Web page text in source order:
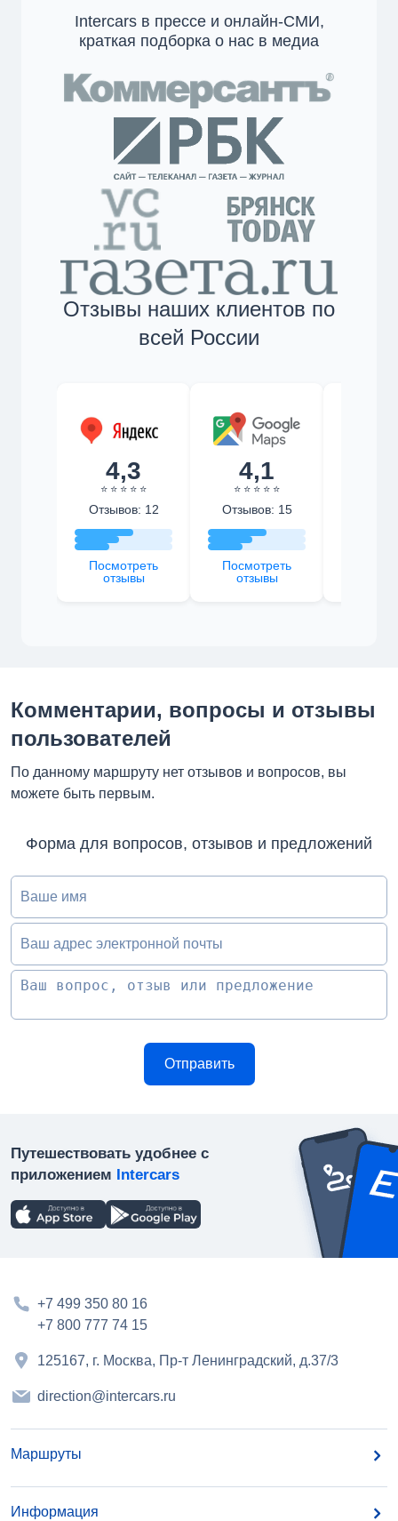
Intercars в прессе и онлайн-СМИ,
краткая подборка о нас в медиа
Отзывы наших клиентов по
всей России
4,3
⭐ ⭐ ⭐ ⭐ ⭐
Отзывов: 12
Посмотреть
отзывы
4,1
⭐ ⭐ ⭐ ⭐ ⭐
Отзывов: 15
Посмотреть
отзывы
Комментарии, вопросы и отзывы
пользователей
По данному маршруту нет отзывов и вопросов, вы
можете быть первым.
Форма для вопросов, отзывов и предложений
Ваше имя
Ваш адрес электронной почты
Путешествовать удобнее с
приложением Intercars
+7 499 350 80 16
+7 800 777 74 15
125167, г. Москва, Пр-т Ленинградский, д.37/3
direction@intercars.ru
Маршруты
Информация